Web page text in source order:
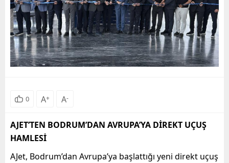
0 A+ A-
AJET’TEN BODRUM’DAN AVRUPA’YA DİREKT UÇUŞ
HAMLESİ
AJet, Bodrum’dan Avrupa’ya başlattığı yeni direkt uçuş